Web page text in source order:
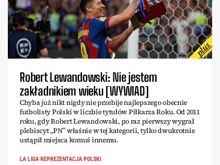
Robert Lewandowski: Nie jestem
zakładnikiem wieku [WYWIAD]
Chyba już nikt nigdy nie przebije najlepszego obecnie
futbolisty Polski w liczbie tytułów Piłkarza Roku. Od 2011
roku, gdy Robert Lewandowski, po raz pierwszy wygrał
plebiscyt „PN” właśnie w tej kategorii, tylko dwukrotnie
ustąpił miejsca komuś innemu.
LA LIGA REPREZENTACJA POLSKI